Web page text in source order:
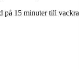
på 15 minuter till vackra